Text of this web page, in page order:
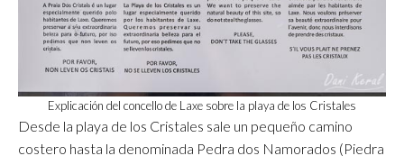
Explicación del concello de Laxe sobre la playa de los Cristales
Desde la playa de los Cristales sale un pequeño camino
costero hasta la denominada Pedra dos Namorados (Piedra